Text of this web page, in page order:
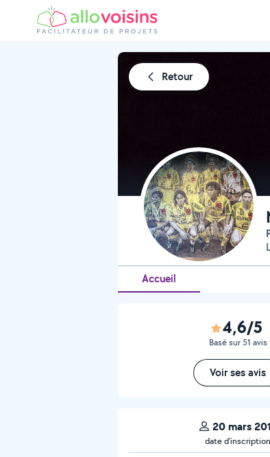
Retour
Accueil
4,6/5
Basé sur 51 avis
Voir ses avis
20 mars
date d’inscription